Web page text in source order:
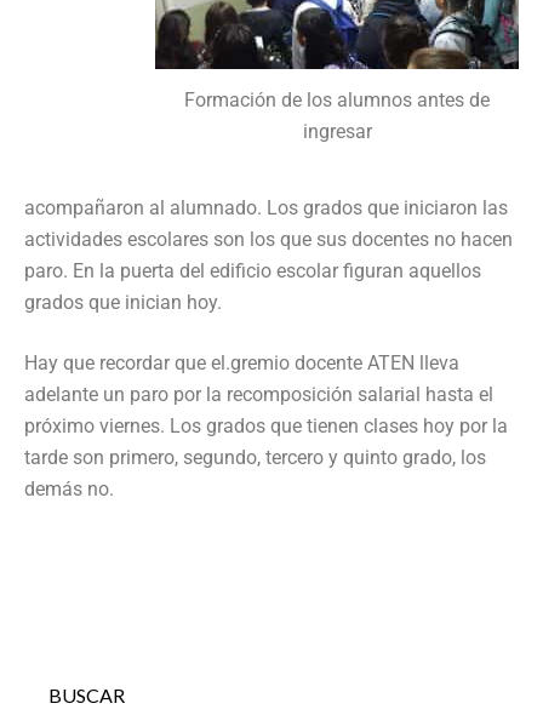
Formación de los alumnos antes de
ingresar
acompañaron al alumnado. Los grados que iniciaron las
actividades escolares son los que sus docentes no hacen
paro. En la puerta del edificio escolar figuran aquellos
grados que inician hoy.
Hay que recordar que el.gremio docente ATEN lleva
adelante un paro por la recomposición salarial hasta el
próximo viernes. Los grados que tienen clases hoy por la
tarde son primero, segundo, tercero y quinto grado, los
demás no.
BUSCAR